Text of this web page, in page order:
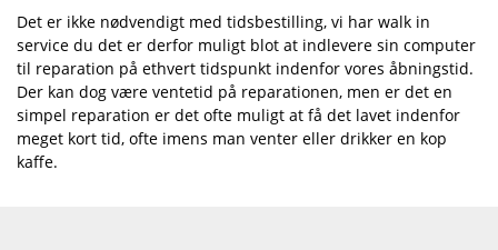
Det er ikke nødvendigt med tidsbestilling, vi har walk in
service du det er derfor muligt blot at indlevere sin computer
til reparation på ethvert tidspunkt indenfor vores åbningstid.
Der kan dog være ventetid på reparationen, men er det en
simpel reparation er det ofte muligt at få det lavet indenfor
meget kort tid, ofte imens man venter eller drikker en kop
kaffe.